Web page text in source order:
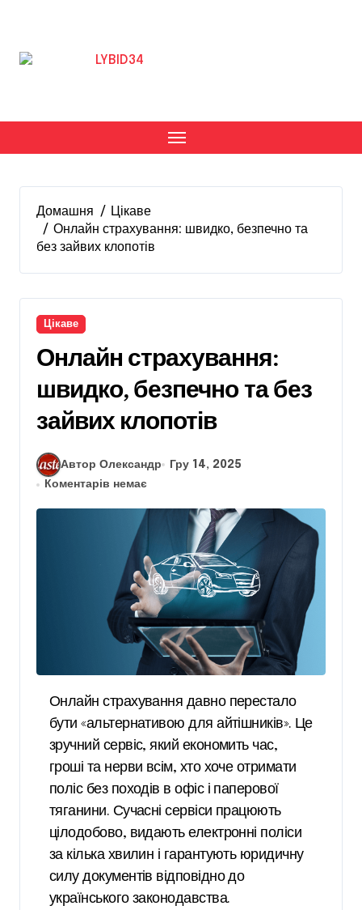
Домашня
Цікаве
Онлайн страхування: швидко, безпечно та
без зайвих клопотів
Цікаве
Онлайн страхування:
швидко, безпечно та без
зайвих клопотів
Автор Олександр
Гру 14, 2025
Коментарів немає
Онлайн страхування давно перестало
бути «альтернативою для айтішників». Це
зручний сервіс, який економить час,
гроші та нерви всім, хто хоче отримати
поліс без походів в офіс і паперової
тяганини. Сучасні сервіси працюють
цілодобово, видають електронні поліси
за кілька хвилин і гарантують юридичну
силу документів відповідно до
українського законодавства.